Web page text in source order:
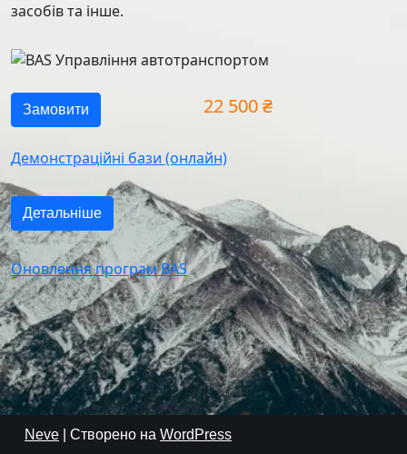
засобів та інше.
Замовити 22 500 ₴
Демонстраційні бази (онлайн)
Детальніше
Оновлення програм BAS
Neve | Створено на WordPress